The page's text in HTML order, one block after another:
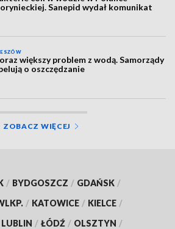
Sanepid wydał komunikat
większy problem z wodą. Samorządy
o oszczędzanie
ZOBACZ WIĘCEJ
/ BYDGOSZCZ / GDAŃSK /
/ KATOWICE / KIELCE /
LUBLIN / ŁÓDŹ / OLSZTYN /